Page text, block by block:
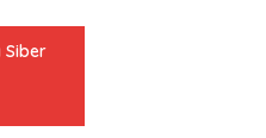
Siber